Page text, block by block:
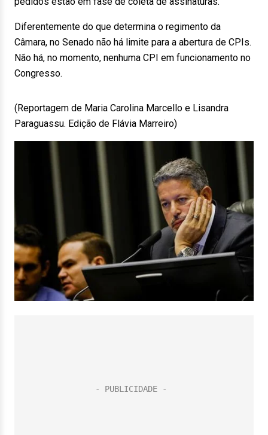
Diferentemente do que determina o regimento da
Câmara, no Senado não há limite para a abertura de CPIs.
Não há, no momento, nenhuma CPI em funcionamento no
Congresso.
(Reportagem de Maria Carolina Marcello e Lisandra
Paraguassu. Edição de Flávia Marreiro)